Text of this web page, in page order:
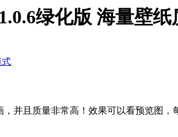
绿化版 海量壁
式
，并且质量非常高！效果可以看预览图